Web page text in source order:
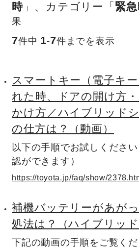
時」 、カテゴリー「 緊
果
7件中 1-7件までを表示
スマートキー（電子キ
れた時、ドアの開け方
かけ方／ハイブリッド
の仕方は？（動画）
以下の手順でお試しくださ
認ができます）
https://toyota.jp/faq/show/
補機バッテリーがあが
処法は？（ハイブリッド
下記の動画の手順をご覧くだ